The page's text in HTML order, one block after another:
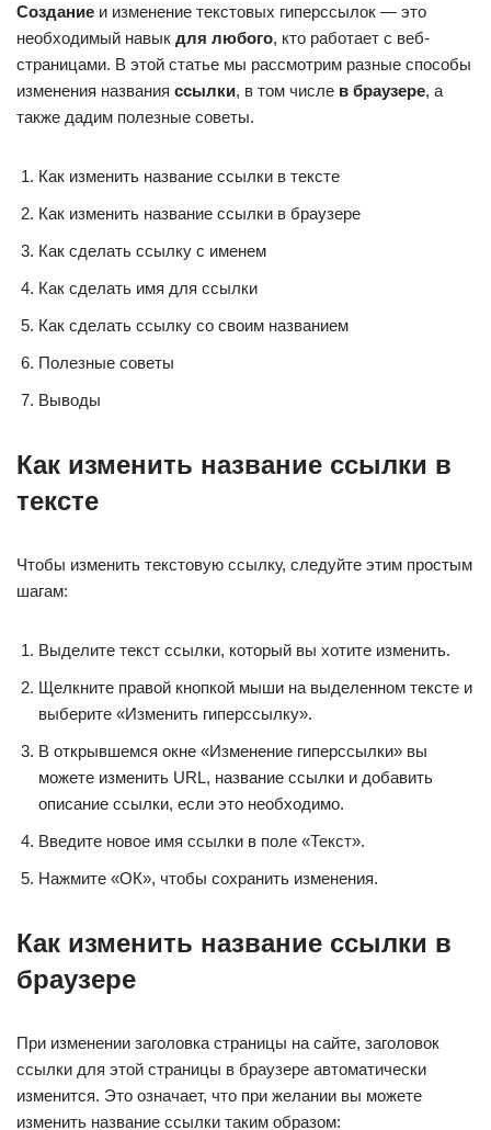
Создание и изменение текстовых гиперссылок — это
необходимый навык для любого, кто работает с веб-
страницами. В этой статье мы рассмотрим разные способы
изменения названия ссылки, в том числе в браузере, а
также дадим полезные советы.
Как изменить название ссылки в тексте
Как изменить название ссылки в браузере
Как сделать ссылку с именем
Как сделать имя для ссылки
Как сделать ссылку со своим названием
Полезные советы
Выводы
Как изменить название ссылки в
тексте
Чтобы изменить текстовую ссылку, следуйте этим простым
шагам:
Выделите текст ссылки, который вы хотите изменить.
Щелкните правой кнопкой мыши на выделенном тексте и
выберите «Изменить гиперссылку».
В открывшемся окне «Изменение гиперссылки» вы
можете изменить URL, название ссылки и добавить
описание ссылки, если это необходимо.
Введите новое имя ссылки в поле «Текст».
Нажмите «ОК», чтобы сохранить изменения.
Как изменить название ссылки в
браузере
При изменении заголовка страницы на сайте, заголовок
ссылки для этой страницы в браузере автоматически
изменится. Это означает, что при желании вы можете
изменить название ссылки таким образом: